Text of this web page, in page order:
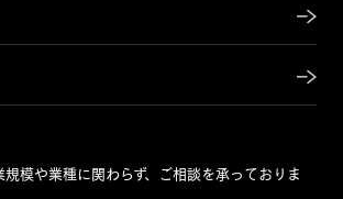
模や業種に関わらず、ご相談を承っておりま